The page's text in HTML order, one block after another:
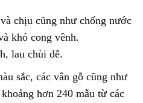
chịu cũng như chống nước
khó cong vênh.
lau chùi dễ.
sắc, các vân gỗ cũng như
hơn 240 mẫu từ các